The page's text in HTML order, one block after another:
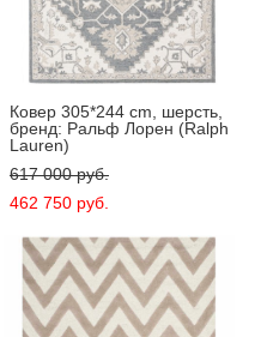
Ковер 305*244 cm, шерсть,
бренд: Ральф Лорен (Ralph
Lauren)
617 000 pуб.
462 750 pуб.